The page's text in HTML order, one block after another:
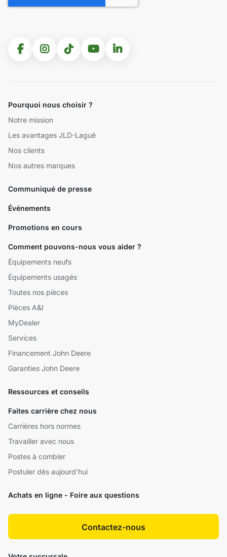
Pourquoi nous choisir ?
Notre mission
Les avantages JLD-Laguë
Nos clients
Nos autres marques
Communiqué de presse
Événements
Promotions en cours
Comment pouvons-nous vous aider ?
Équipements neufs
Équipements usagés
Toutes nos pièces
Pièces A&I
MyDealer
Services
Financement John Deere
Garanties John Deere
Ressources et conseils
Faites carrière chez nous
Carrières hors normes
Travailler avec nous
Postes à combler
Postuler dès aujourd'hui
Achats en ligne - Foire aux questions
Contactez-nous